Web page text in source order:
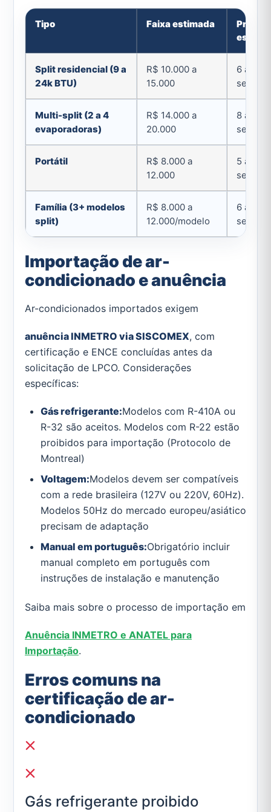
Tipo Faixa estimada
Prazo
Split residencial (9 a
24k BTU)
R$ 10.000 a
15.000
6 a 10
Multi-split (2 a 4
evaporadoras)
R$ 14.000 a
20.000
8 a 12
Portátil
R$ 8.000 a
12.000
5 a 8
Família (3+ modelos
split)
R$ 8.000 a
12.000/modelo
6 a 10
Importação de ar-
condicionado e anuência
Ar-condicionados importados exigem
anuência INMETRO via SISCOMEX, com
certificação e ENCE concluídas antes da
solicitação de LPCO. Considerações
específicas:
Gás refrigerante:Modelos com R-410A ou
R-32 são aceitos. Modelos com R-22 estão
proibidos para importação (Protocolo de
Montreal)
Voltagem:Modelos devem ser compatíveis
com a rede brasileira (127V ou 220V, 60Hz).
Modelos 50Hz do mercado europeu/asiático
precisam de adaptação
Manual em português:Obrigatório incluir
manual completo em português com
instruções de instalação e manutenção
Saiba mais sobre o processo de importação em
Anuência INMETRO e ANATEL para
Importação.
Erros comuns na
certificação de ar-
condicionado
Gás refrigerante proibido